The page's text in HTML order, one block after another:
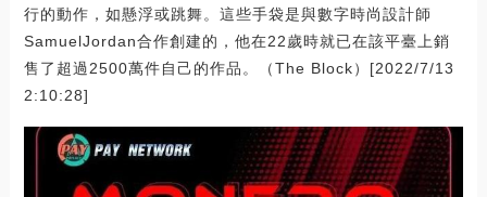
行的動作，如懸浮或跳舞。這些手袋是與數字時尚設計師
SamuelJordan合作創建的，他在22歲時就已在該平臺上銷
售了超過2500萬件自己的作品。（The Block）[2022/7/13
2:10:28]